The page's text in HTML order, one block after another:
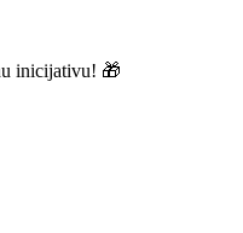
inicijativu! 🎁